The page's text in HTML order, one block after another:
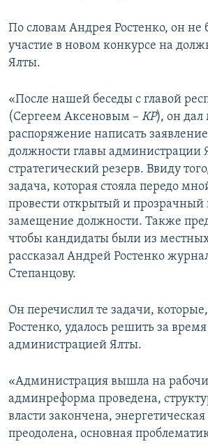
По словам Андрея Ростенко, он не
участие в новом конкурсе на
Ялты.
«После нашей беседы с главой
(Сергеем Аксеновым – КР), он дал
распоряжение написать
должности главы администрации
стратегический резерв. Ввиду
задача, которая стояла передо
провести открытый и прозрачный
замещение должности. Также
чтобы кандидаты были из
рассказал Андрей Ростенко
Степанцову.
Он перечислил те задачи,
Ростенко, удалось решить за время
администрацией Ялты.
«Администрация вышла на
админреформа проведена,
власти закончена, энергетическая
преодолена, основная